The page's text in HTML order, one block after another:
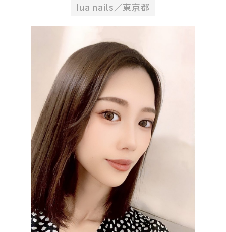
lua nails／東京都